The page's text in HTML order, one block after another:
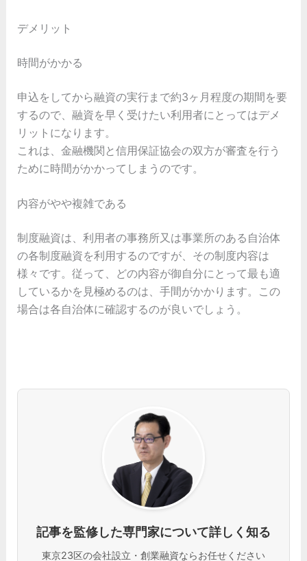
デメリット
時間がかかる
申込をしてから融資の実行まで約3ヶ月程度の期間を要
するので、融資を早く受けたい利用者にとってはデメ
リットになります。
これは、金融機関と信用保証協会の双方が審査を行う
ために時間がかかってしまうのです。
内容がやや複雑である
制度融資は、利用者の事務所又は事業所のある自治体
の各制度融資を利用するのですが、その制度内容は
様々です。従って、どの内容が御自分にとって最も適
しているかを見極めるのは、手間がかかります。この
場合は各自治体に確認するのが良いでしょう。
記事を監修した専門家について詳しく知る
東京23区の会社設立・創業融資ならお任せください